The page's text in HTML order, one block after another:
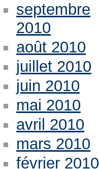
septembre
2010
août 2010
juillet 2010
juin 2010
mai 2010
avril 2010
mars 2010
février 2010